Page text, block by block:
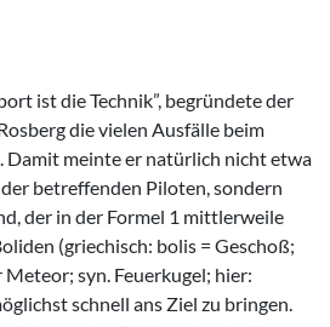
ist die Technik”, begründete der
die vielen Ausfälle beim
Damit meinte er natürlich nicht etwa
betreffenden Piloten, sondern
der in der For­mel 1 mittlerweile
(griechisch: bolis = Geschoß;
syn. Feuerkugel; hier:
schnell ans Ziel zu bringen.